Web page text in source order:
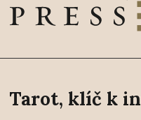
Tarot, klíč k